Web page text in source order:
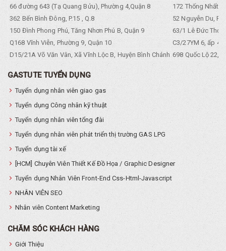
66 đường 643 (Tạ Quang Bửu), Phường 4,Quận 8
172 Thống Nhất.
362 Bến Bình Đông, P.15 , Q.8
52 Nguyễn Du,
150 Đình Phong Phú, Tăng Nhơn Phú B, Quận 9
63/1 Lê Đức Thọ,
Q168 Vĩnh Viễn, Phường 9, Quận 10
C3/27YM 6, ấp 4,
D15/21A Võ Văn Vân, Xã Vĩnh Lộc B, Huyện Bình Chánh 698 Quốc Lộ 22,
GASTUTE TUYỂN DỤNG
Tuyển dụng nhân viên giao gas
Tuyển dụng Công nhân kỹ thuật
Tuyển dụng nhân viên tổng đài
Tuyển dụng nhân viên phát triển thị trường GAS LPG
Tuyển dụng tài xế
[HCM] Chuyên Viên Thiết Kế Đồ Họa / Graphic Designer
Tuyển dụng Nhân Viên Front-End Css-Html-Javascript
NHÂN VIÊN SEO
Nhân viên Content Marketing
CHĂM SÓC KHÁCH HÀNG
Giới Thiệu